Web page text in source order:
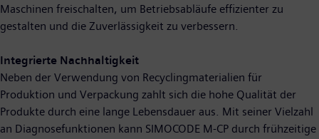
Maschinen freischalten, um Betriebsabläufe effizienter zu
gestalten und die Zuverlässigkeit zu verbessern.
Integrierte Nachhaltigkeit
Neben der Verwendung von Recyclingmaterialien für
Produktion und Verpackung zahlt sich die hohe Qualität der
Produkte durch eine lange Lebensdauer aus. Mit seiner Vielzahl
an Diagnosefunktionen kann SIMOCODE M-CP durch frühzeitige